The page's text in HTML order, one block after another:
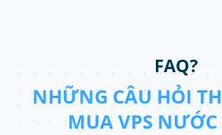
FAQ?
NHỮNG CÂU HỎI
MUA VPS